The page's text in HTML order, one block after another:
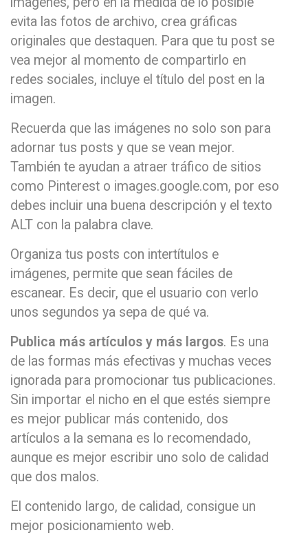
evita las fotos de archivo, crea gráficas
originales que destaquen. Para que tu post se
vea mejor al momento de compartirlo en
redes sociales, incluye el título del post en la
imagen.
Recuerda que las imágenes no solo son para
adornar tus posts y que se vean mejor.
También te ayudan a atraer tráfico de sitios
como Pinterest o images.google.com, por eso
debes incluir una buena descripción y el texto
ALT con la palabra clave.
Organiza tus posts con intertítulos e
imágenes, permite que sean fáciles de
escanear. Es decir, que el usuario con verlo
unos segundos ya sepa de qué va.
Publica más artículos y más largos. Es una
de las formas más efectivas y muchas veces
ignorada para promocionar tus publicaciones.
Sin importar el nicho en el que estés siempre
es mejor publicar más contenido, dos
artículos a la semana es lo recomendado,
aunque es mejor escribir uno solo de calidad
que dos malos.
El contenido largo, de calidad, consigue un
mejor posicionamiento web.